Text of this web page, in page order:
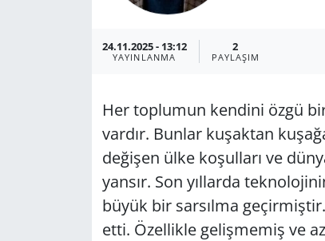
24.11.2025 - 13:12
YAYINLANMA
2
PAYLAŞIM
Her toplumun kendini özgü
vardır. Bunlar kuşaktan
değişen ülke koşulları ve
yansır. Son yıllarda
büyük bir sarsılma
etti. Özellikle gelişmemiş ve
EKONOMİ
GÜNDEM
HABERDE İNSAN
KÜLTÜR SANAT
Tüm Manşetler
Son Dakika Haberleri